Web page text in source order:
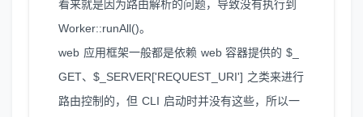
看来就是因为路由解析的问题，导致没有执行到
Worker::runAll()。
web 应用框架一般都是依赖 web 容器提供的 $_
GET、$_SERVER['REQUEST_URI'] 之类来进行
路由控制的，但 CLI 启动时并没有这些，所以一